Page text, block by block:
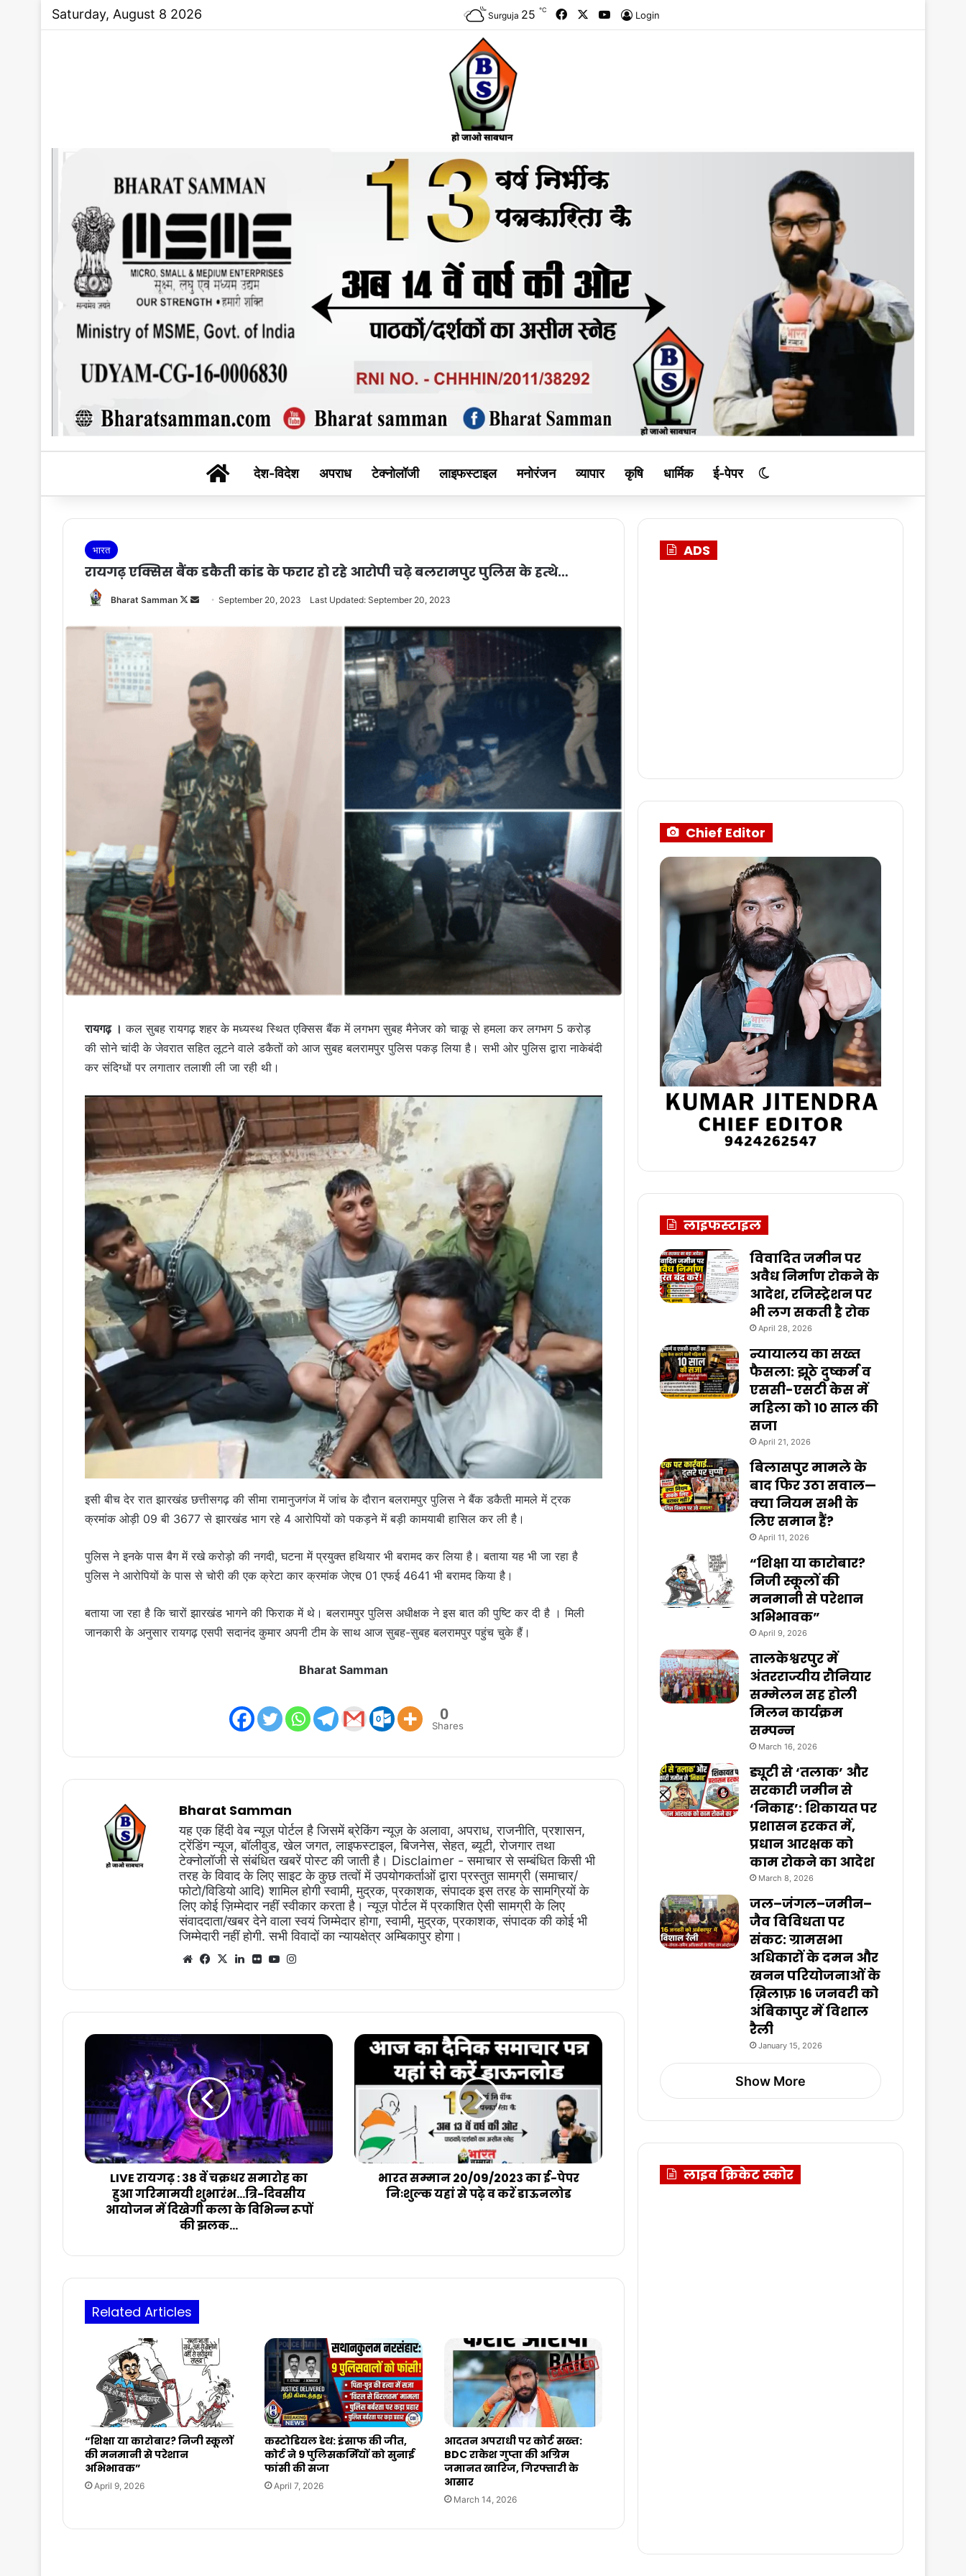
Saturday, August 8 2026 Surguja 25 ℃ FacebookYouTube
Login
BHARAT SAMMAN
देश-विदेश अपराध टेक्नोलॉजी लाइफस्टाइल मनोरंजन व्यापार कृषि धार्मिक ई-पेपर Switch skin
भारत
रायगढ़ एक्सिस बैंक डकैती कांड के फरार हो रहे आरोपी चढ़े बलरामपुर पुलिस के हत्थे…
Bharat Samman
Follow
Send September 20, 2023 Last Updated: September 20, 2023
रायगढ़ । कल सुबह रायगढ़ शहर के मध्यस्थ स्थित एक्सिस बैंक में लगभग सुबह मैनेजर को चाकू से हमला कर लगभग 5 करोड़
की सोने चांदी के जेवरात सहित लूटने वाले डकैतों को आज सुबह बलरामपुर पुलिस पकड़ लिया है। सभी ओर पुलिस द्वारा नाकेबंदी
कर संदिग्धों पर लगातार तलाशी ली जा रही थी।
इसी बीच देर रात झारखंड छत्तीसगढ़ की सीमा रामानुजगंज में जांच के दौरान बलरामपुर पुलिस ने बैंक डकैती मामले में ट्रक
क्रमांक ओड़ी 09 बी 3677 से झारखंड भाग रहे 4 आरोपियों को पकड़ने में बड़ी कामयाबी हासिल कर ली है।
पुलिस ने इनके पास बैग में रखे करोड़ो की नगदी, घटना में प्रयुक्त हथियार भी बरामद कर लिया है। बताया यह भी जा रहा है
पुलिस ने आरोपियों के पास से चोरी की एक क्रेटा कार क्रमांक जेएच 01 एफई 4641 भी बरामद किया है।
बताया जा रहा है कि चारों झारखंड भागने की फिराक में थे। बलरामपुर पुलिस अधीक्षक ने इस बात की पुष्टि कर दी है । मिली
जानकारी के अनुसार रायगढ़ एसपी सदानंद कुमार अपनी टीम के साथ आज सुबह-सुबह बलरामपुर पहुंच चुके हैं।
Bharat Samman
0
Shares
Bharat Samman
यह एक हिंदी वेब न्यूज़ पोर्टल है जिसमें ब्रेकिंग न्यूज़ के अलावा, अपराध, राजनीति, प्रशासन,
ट्रेंडिंग न्यूज, बॉलीवुड, खेल जगत, लाइफस्टाइल, बिजनेस, सेहत, ब्यूटी, रोजगार तथा
टेक्नोलॉजी से संबंधित खबरें पोस्ट की जाती है। Disclaimer - समाचार से सम्बंधित किसी भी
तरह के विवाद के लिए साइट के कुछ तत्वों में उपयोगकर्ताओं द्वारा प्रस्तुत सामग्री (समाचार/
फोटो/विडियो आदि) शामिल होगी स्वामी, मुद्रक, प्रकाशक, संपादक इस तरह के सामग्रियों के
लिए कोई ज़िम्मेदार नहीं स्वीकार करता है। न्यूज़ पोर्टल में प्रकाशित ऐसी सामग्री के लिए
संवाददाता/खबर देने वाला स्वयं जिम्मेदार होगा, स्वामी, मुद्रक, प्रकाशक, संपादक की कोई भी
जिम्मेदारी नहीं होगी. सभी विवादों का न्यायक्षेत्र अम्बिकापुर होगा।
WebsiteFacebook
X LinkedIn
FlickrYouTube
LIVE
वें
चक्रधर
समारोह
का
हुआ
गरिमामयी
शुभारंभ...त्रि-
दिवसीय
दिखेगी
के
विभिन्न
रूपों
की
LIVE रायगढ़ : 38 वें चक्रधर समारोह का
हुआ गरिमामयी शुभारंभ...त्रि-दिवसीय
आयोजन में दिखेगी कला के विभिन्न रूपों
की झलक...
भारत
सम्मान
20/09/2023
का
पेपर
निःशुल्क
यहां
से
भारत सम्मान 20/09/2023 का ई-पेपर
निःशुल्क यहां से पढ़े व करें डाऊनलोड
Related Articles
“शिक्षा या कारोबार? निजी स्कूलों
की मनमानी से परेशान
अभिभावक”
April 9, 2026
कस्टोडियल डेथ: इंसाफ की जीत,
कोर्ट ने 9 पुलिसकर्मियों को सुनाई
फांसी की सजा
April 7, 2026
आदतन अपराधी पर कोर्ट सख्त:
BDC राकेश गुप्ता की अग्रिम
जमानत खारिज, गिरफ्तारी के
आसार
March 14, 2026
ADS
Chief Editor
लाइफस्टाइल
विवादित जमीन पर
अवैध निर्माण रोकने के
आदेश, रजिस्ट्रेशन पर
भी लग सकती है रोक
April 28, 2026
न्यायालय का सख्त
फैसला: झूठे दुष्कर्म व
एससी-एसटी केस में
महिला को 10 साल की
सजा
April 21, 2026
बिलासपुर मामले के
बाद फिर उठा सवाल—
क्या नियम सभी के
लिए समान हैं?
April 11, 2026
“शिक्षा या कारोबार?
निजी स्कूलों की
मनमानी से परेशान
अभिभावक”
April 9, 2026
तालकेश्वरपुर में
अंतरराज्यीय रौनियार
सम्मेलन सह होली
मिलन कार्यक्रम
सम्पन्न
March 16, 2026
ड्यूटी से ‘तलाक’ और
सरकारी जमीन से
‘निकाह’: शिकायत पर
प्रशासन हरकत में,
प्रधान आरक्षक को
काम रोकने का आदेश
March 8, 2026
जल–जंगल–जमीन–
जैव विविधता पर
संकट: ग्रामसभा
अधिकारों के दमन और
खनन परियोजनाओं के
ख़िलाफ़ 16 जनवरी को
अंबिकापुर में विशाल
रैली
January 15, 2026
Show More
लाइव क्रिकेट स्कोर